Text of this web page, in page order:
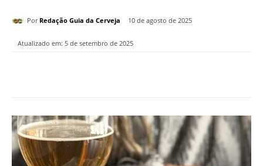
Por Redação Guia da Cerveja 10 de agosto de 2025
Atualizado em: 5 de setembro de 2025